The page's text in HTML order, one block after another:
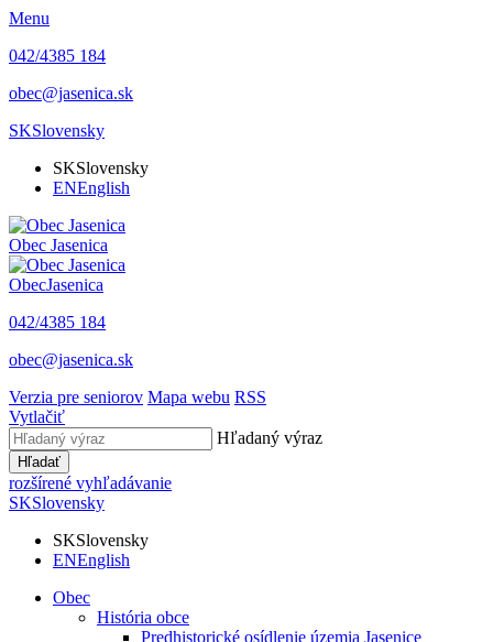
Menu
042/4385 184
obec@jasenica.sk
SKSlovensky
SKSlovensky
ENEnglish
Obec Jasenica
ObecJasenica
042/4385 184
obec@jasenica.sk
Verzia pre seniorov Mapa webu RSS
Vytlačiť
Hľadaný výraz
Hľadať
rozšírené vyhľadávanie
SKSlovensky
SKSlovensky
ENEnglish
Obec
História obce
Predhistorické osídlenie územia Jasenice